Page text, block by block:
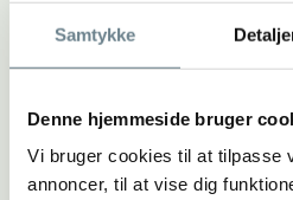
Samtykke
Denne hjemmeside bruger
Vi bruger cookies til at tilpasse
annoncer, til at vise dig